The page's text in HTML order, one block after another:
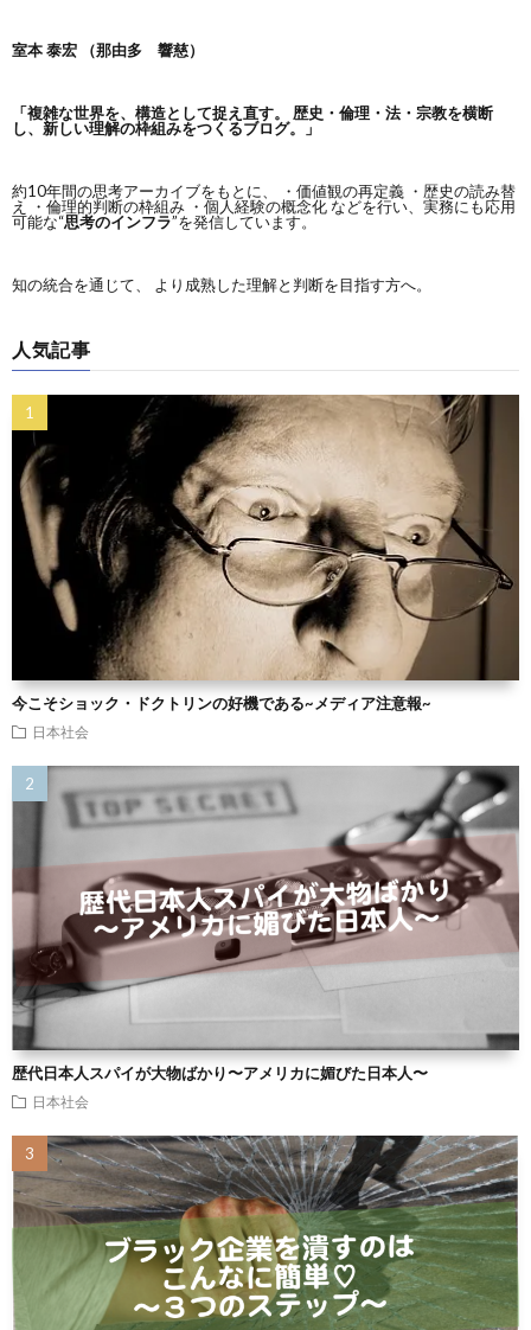
室本 泰宏 （那由多 響慈）
「複雑な世界を、構造として捉え直す。
歴史・倫理・法・宗教を横断
し、新しい理解の枠組みをつくるブログ。」
約10年間の思考アーカイブをもとに、 ・価値観の再定義 ・歴史の読み替
え ・倫理的判断の枠組み ・個人経験の概念化 などを行い、実務にも応用
可能な“思考のインフラ”を発信しています。
知の統合を通じて、 より成熟した理解と判断を目指す方へ。
人気記事
今こそショック・ドクトリンの好機である~メディア注意報~
日本社会
歴代日本人スパイが大物ばかり〜アメリカに媚びた日本人〜
日本社会